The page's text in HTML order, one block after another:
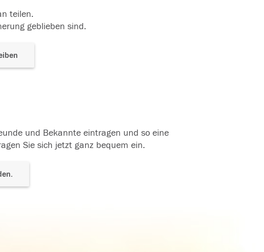
teilen.
geblieben sind.
und Bekannte eintragen und so eine
Sie sich jetzt ganz bequem ein.